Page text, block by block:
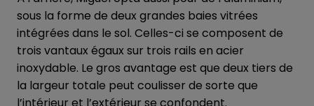
sous la forme de deux grandes baies vitrées
intégrées dans le sol. Celles-ci se composent de
trois vantaux égaux sur trois rails en acier
inoxydable. Le gros avantage est que deux tiers de
la largeur totale peut coulisser de sorte que
l’intérieur et l’extérieur se confondent.